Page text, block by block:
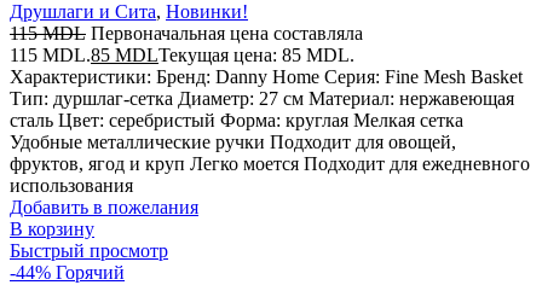
Друшлаги и Сита, Новинки!
115MDL Первоначальная цена составляла
115 MDL.85 MDLТекущая цена: 85 MDL.
Характеристики: Бренд: Danny Home Серия: Fine Mesh Basket
Тип: дуршлаг-сетка Диаметр: 27 см Материал: нержавеющая
сталь Цвет: серебристый Форма: круглая Мелкая сетка
Удобные металлические ручки Подходит для овощей,
фруктов, ягод и круп Легко моется Подходит для ежедневного
использования
Добавить в пожелания
В корзину
Быстрый просмотр
-44% Горячий